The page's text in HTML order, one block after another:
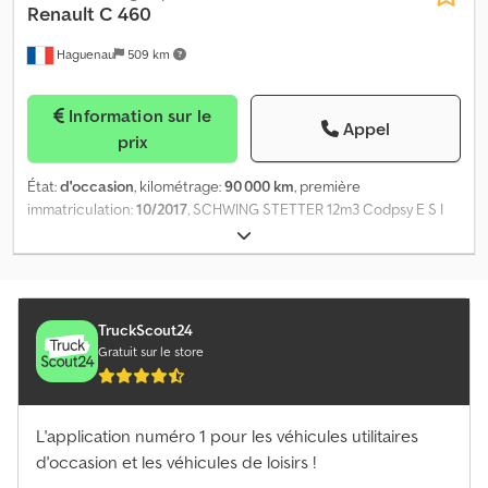
Haguenau 509 km
Renault C 460
prix
Appel
État:d'occasion, kilométrage:90 000 km, première
immatriculation:10/2017, SCHWING STETTER 12m3 Codpsy E S I
TruckScout24
Gratuit sur le store
L'application numéro 1 pour les véhicules utilitaires
d'occasion et les véhicules de loisirs !